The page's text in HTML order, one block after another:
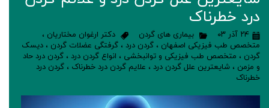
درد خطرناک
۲۴ آذر ۰۳ بیماری های گردن دکتر ارغوان مختاریان ،
متخصص طب فیزیکی اصفهان ، گردن درد ، گرفتگی عضلات گردن ، دیسک
گردن ، متخصص طب فیزیکی و توانبخشی ، انواع گردن درد ، گردن درد حاد
و مزمن ، شایعترین علل گردن درد ، علایم گردن درد خطرناک ، گردن درد
خطرناک